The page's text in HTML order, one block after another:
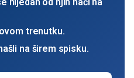
trenutku.
na širem spisku.